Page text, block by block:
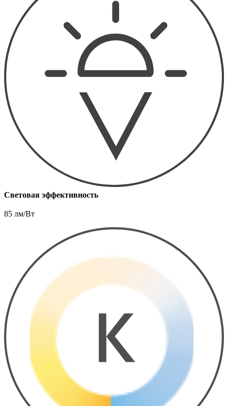
Световая эффективность
85 лм/Вт